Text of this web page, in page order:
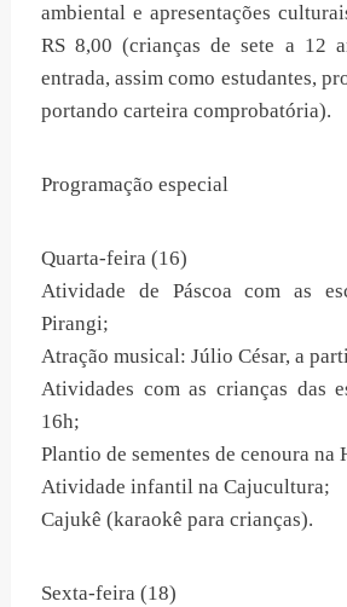
ambiental e apresentações
RS 8,00 (crianças de sete a 12
entrada, assim como estudantes,
portando carteira comprobatória).
Programação especial
Quarta-feira (16)
Atividade de Páscoa com as
Pirangi;
Atração musical: Júlio César, a
Atividades com as crianças das
16h;
Plantio de sementes de cenoura na
Atividade infantil na Cajucultura;
Cajukê (karaokê para crianças).
Sexta-feira (18)